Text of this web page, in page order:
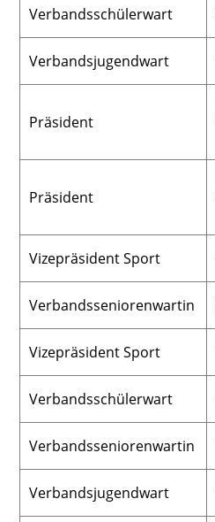
Verbandsschülerwart
Verbandsjugendwart
Präsident
Präsident
Vizepräsident Sport
Verbandsseniorenwartin
Vizepräsident Sport
Verbandsschülerwart
Verbandsseniorenwartin
Verbandsjugendwart